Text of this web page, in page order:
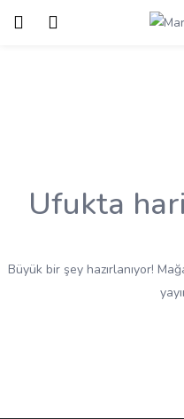
Giriş
Ufukta
Büyük bir şey hazırlanıyor!